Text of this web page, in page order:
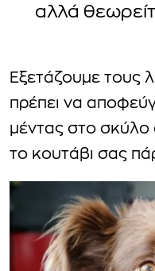
αλλά
Εξετάζουμε τους
πρέπει να
μέντας στο σκύλο
το κουτάβι σας